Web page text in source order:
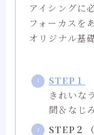
アイシングに
フォーカスを
オリジナル基
STEP１
きれいな
間＆なじ
STEP２